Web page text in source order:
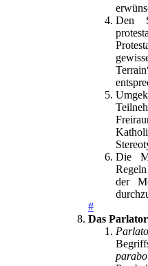
Den
Die
der
#
Das